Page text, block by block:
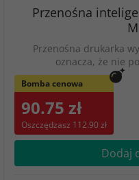
Przenośna
Przenośna drukarka
oznacza, że ​​nie
Bomba cenowa
90.75 zł
Oszczędzasz 112.90 zł
Dodaj